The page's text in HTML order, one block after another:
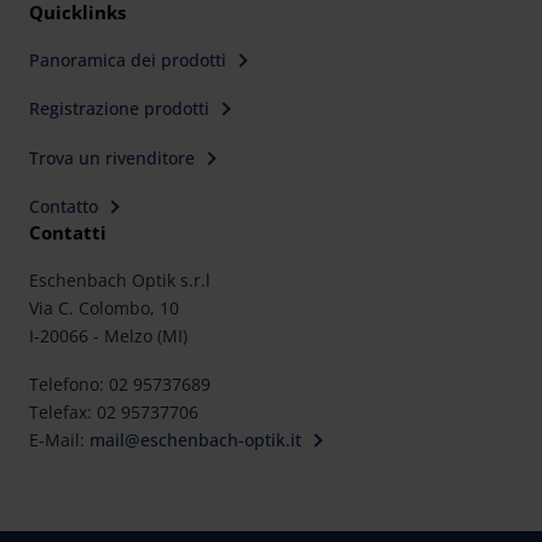
Quicklinks
Panoramica dei prodotti
Registrazione prodotti
Trova un rivenditore
Contatto
Contatti
Eschenbach Optik s.r.l
Via C. Colombo, 10
I-20066 - Melzo (MI)
Telefono: 02 95737689
Telefax: 02 95737706
E-Mail: mail@eschenbach-optik.it